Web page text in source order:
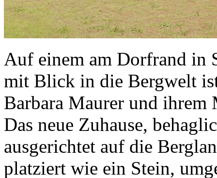
Auf einem am Dorfrand in
mit Blick in die Bergwelt
Barbara Maurer und ihrem
Das neue Zuhause,
ausgerichtet auf die
platziert wie ein Stein,